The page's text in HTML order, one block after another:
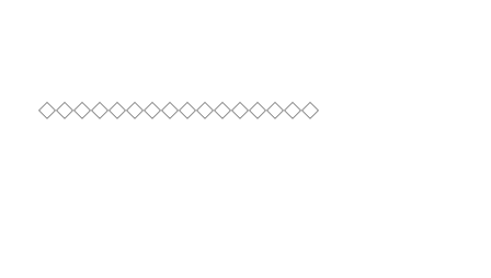
◇◇◇◇◇◇◇◇◇◇◇◇◇◇◇◇